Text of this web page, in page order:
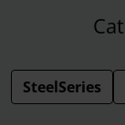
SteelSeries